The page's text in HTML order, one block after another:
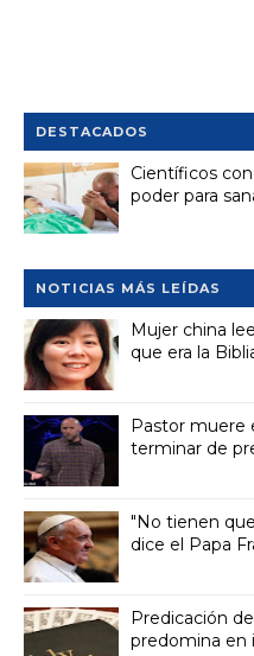
DESTACADOS
Científicos
poder para
NOTICIAS MÁS LEÍDAS
Mujer china
que era la
Pastor muere
terminar de
"No tienen
dice el Papa
Predicación
predomina en